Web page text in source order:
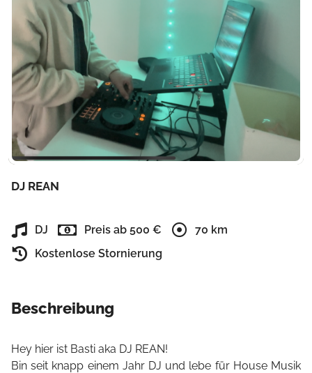
DJ REAN
DJ Preis ab 500 €
70 km
Kostenlose Stornierung
Beschreibung
Hey hier ist Basti aka DJ REAN!
Bin seit knapp einem Jahr DJ und lebe für House Musik